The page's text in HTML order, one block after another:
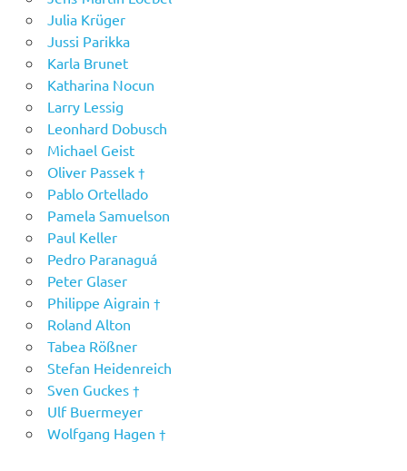
Julia Krüger
Jussi Parikka
Karla Brunet
Katharina Nocun
Larry Lessig
Leonhard Dobusch
Michael Geist
Oliver Passek †
Pablo Ortellado
Pamela Samuelson
Paul Keller
Pedro Paranaguá
Peter Glaser
Philippe Aigrain †
Roland Alton
Tabea Rößner
Stefan Heidenreich
Sven Guckes †
Ulf Buermeyer
Wolfgang Hagen †